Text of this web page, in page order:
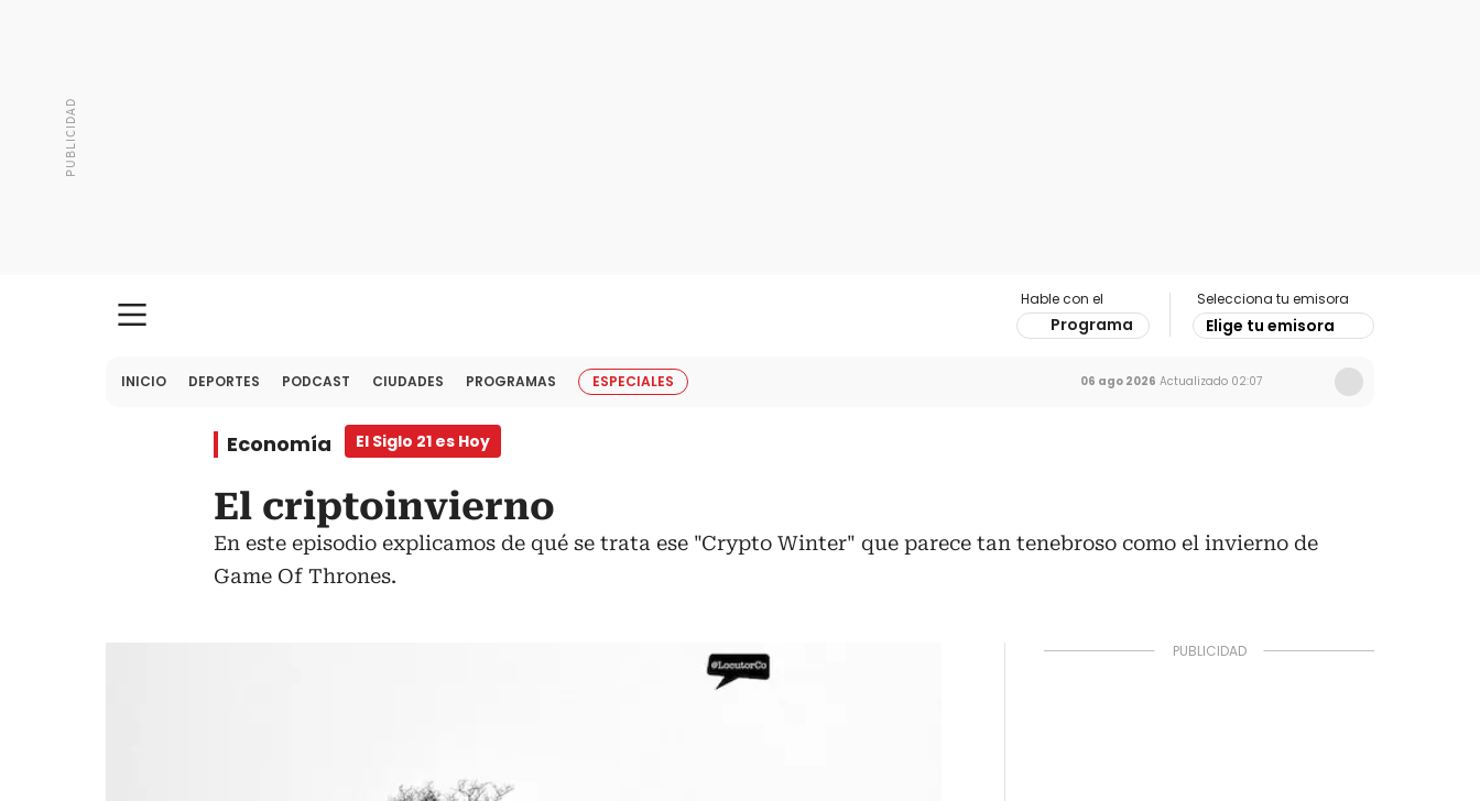
Hable con el
Programa
Selecciona tu emisora
Elige tu emisora
INICIO DEPORTES PODCAST CIUDADES PROGRAMAS ESPECIALES 06 ago 2026 Actualizado 02:07
Economía El Siglo 21 es Hoy
El criptoinvierno
En este episodio explicamos de qué se trata ese "Crypto Winter" que parece tan tenebroso como el invierno de
Game Of Thrones.